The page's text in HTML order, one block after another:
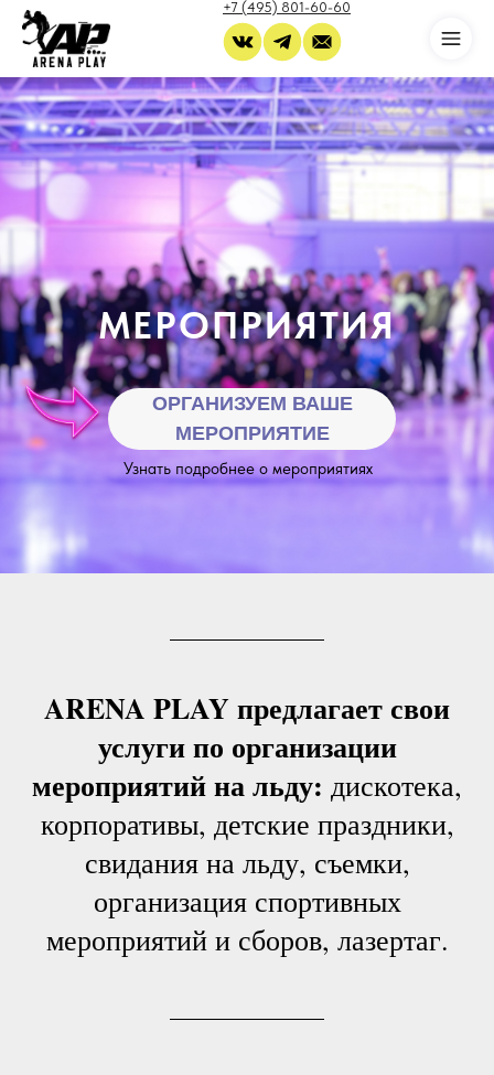
+7 (495) 801-60-60
МЕРОПРИЯТИЯ
ОРГАНИЗУЕМ ВАШЕ
МЕРОПРИЯТИЕ
Узнать подробнее о мероприятиях
ARENA PLAY предлагает свои
услуги по организации
мероприятий на льду: дискотека,
корпоративы, детские праздники,
свидания на льду, съемки,
организация спортивных
мероприятий и сборов, лазертаг.